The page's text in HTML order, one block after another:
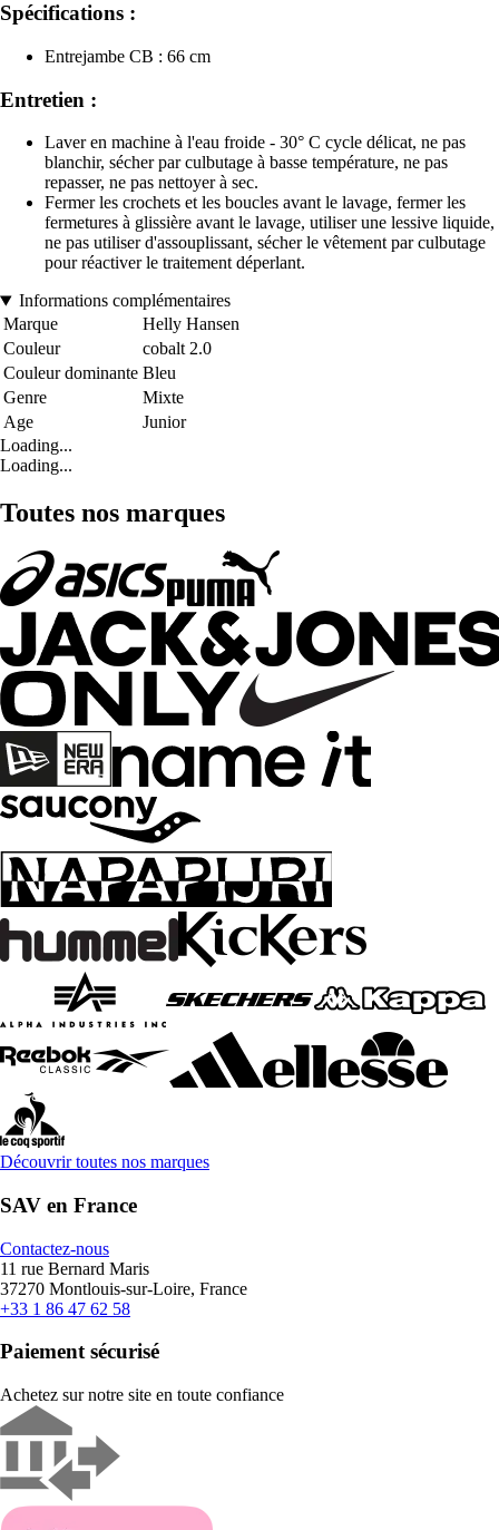
Spécifications :
Entrejambe CB : 66 cm
Entretien :
Laver en machine à l'eau froide - 30° C cycle délicat, ne pas
blanchir, sécher par culbutage à basse température, ne pas
repasser, ne pas nettoyer à sec.
Fermer les crochets et les boucles avant le lavage, fermer les
fermetures à glissière avant le lavage, utiliser une lessive liquide,
ne pas utiliser d'assouplissant, sécher le vêtement par culbutage
pour réactiver le traitement déperlant.
Informations complémentaires
Marque
Helly Hansen
Couleur
cobalt 2.0
Couleur dominante Bleu
Genre
Mixte
Age
Junior
Loading...
Loading...
Toutes nos marques
Découvrir toutes nos marques
SAV en France
Contactez-nous
11 rue Bernard Maris
37270 Montlouis-sur-Loire, France
+33 1 86 47 62 58
Paiement sécurisé
Achetez sur notre site en toute confiance